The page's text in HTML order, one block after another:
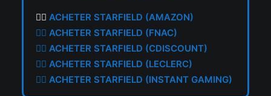
👉🏼 ACHETER STARFIELD (AMAZON)
👉🏼 ACHETER STARFIELD (FNAC)
👉🏼 ACHETER STARFIELD (CDISCOUNT)
👉🏼 ACHETER STARFIELD (LECLERC)
👉🏼 ACHETER STARFIELD (INSTANT GAMING)